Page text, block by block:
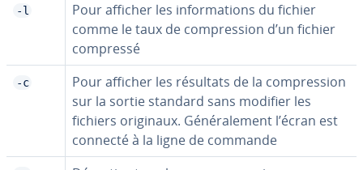
-l
Pour afficher les in­for­ma­tions du fichier
comme le taux de com­pres­sion d’un fichier
compressé
-c
Pour afficher les résultats de la com­pres­sion
sur la sortie standard sans modifier les
fichiers originaux. Gé­né­ra­le­ment l’écran est
connecté à la ligne de commande